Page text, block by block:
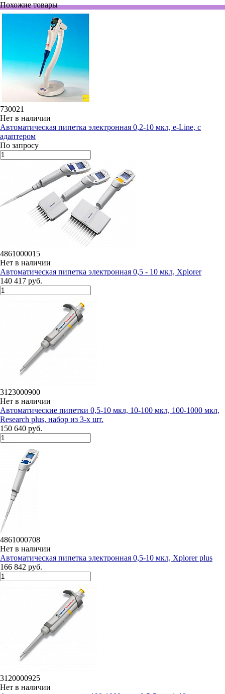
Похожие товары
730021
Нет в наличии
Автоматическая пипетка электронная 0,2-10 мкл, e-Line, с
адаптером
По запросу
4861000015
Нет в наличии
Автоматическая пипетка электронная 0,5 - 10 мкл, Xplorer
140 417 руб.
3123000900
Нет в наличии
Автоматические пипетки 0,5-10 мкл, 10-100 мкл, 100-1000 мкл,
Research plus, набор из 3-х шт.
150 640 руб.
4861000708
Нет в наличии
Автоматическая пипетка электронная 0,5-10 мкл, Xplorer plus
166 842 руб.
3120000925
Нет в наличии